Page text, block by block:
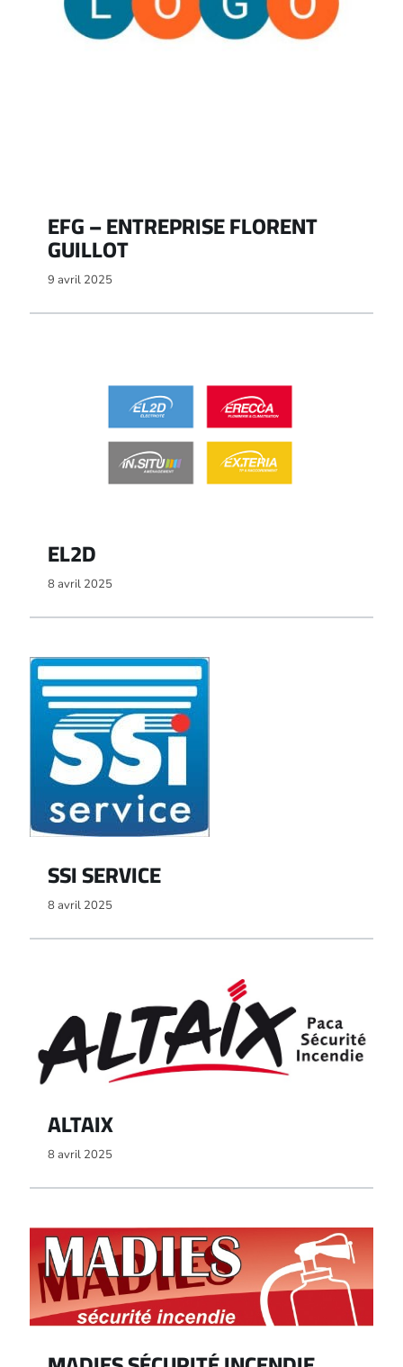
EFG – ENTREPRISE FLORENT
GUILLOT
9 avril 2025
EL2D
8 avril 2025
SSI SERVICE
8 avril 2025
ALTAIX
8 avril 2025